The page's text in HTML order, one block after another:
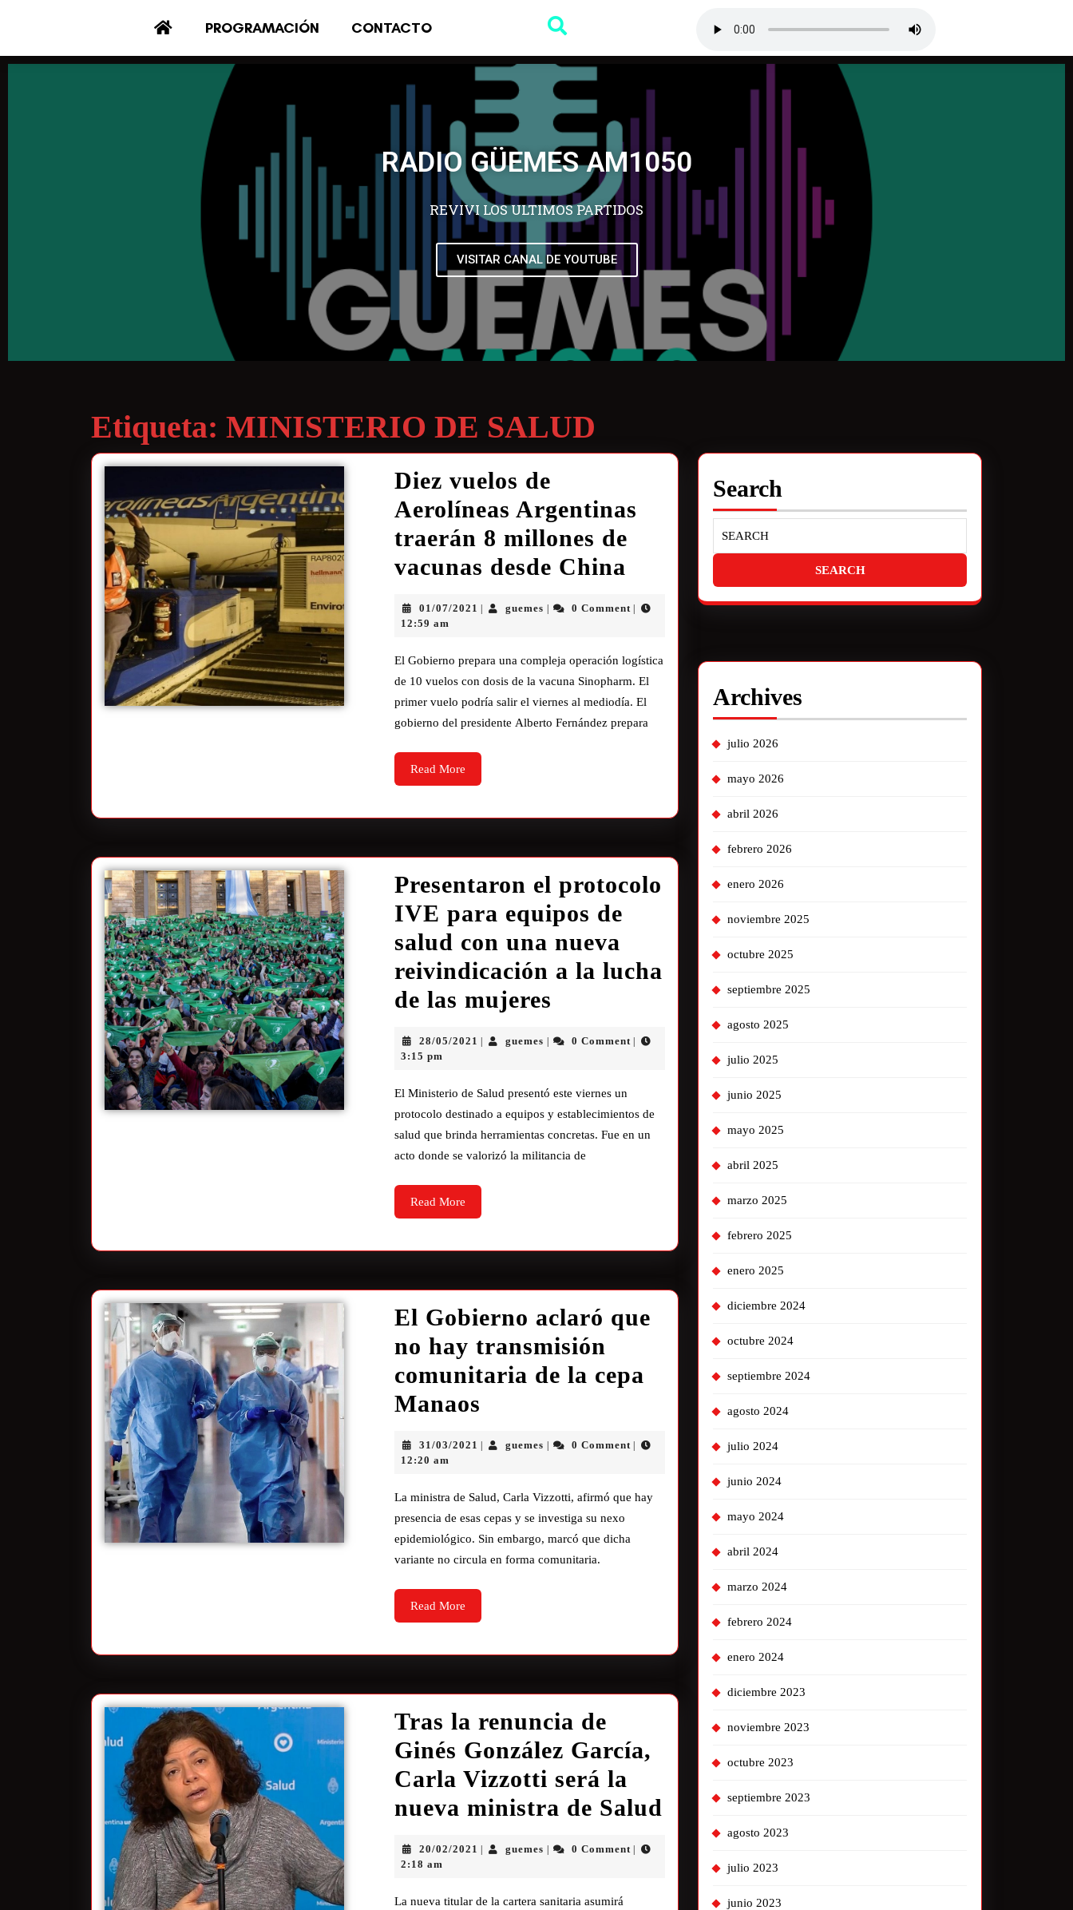
PROGRAMACIÓN CONTACTO
RADIO GÜEMES AM1050
REVIVI LOS ULTIMOS PARTIDOS
VISITAR CANAL DE YOUTUBE
Etiqueta: MINISTERIO DE SALUD
Diez vuelos de
Aerolíneas Argentinas
traerán 8 millones de
vacunas desde China
01/07/2021 guemes 0 Comment
12:59 am
El Gobierno prepara una compleja operación logística
de 10 vuelos con dosis de la vacuna Sinopharm. El
primer vuelo podría salir el viernes al mediodía. El
gobierno del presidente Alberto Fernández prepara
Read More
Presentaron el protocolo
IVE para equipos de
salud con una nueva
reivindicación a la lucha
de las mujeres
28/05/2021 guemes 0 Comment
3:15 pm
El Ministerio de Salud presentó este viernes un
protocolo destinado a equipos y establecimientos de
salud que brinda herramientas concretas. Fue en un
acto donde se valorizó la militancia de
Read More
El Gobierno aclaró que
no hay transmisión
comunitaria de la cepa
Manaos
31/03/2021 guemes 0 Comment
12:20 am
La ministra de Salud, Carla Vizzotti, afirmó que hay
presencia de esas cepas y se investiga su nexo
epidemiológico. Sin embargo, marcó que dicha
variante no circula en forma comunitaria.
Read More
Tras la renuncia de
Ginés González García,
Carla Vizzotti será la
nueva ministra de Salud
20/02/2021 guemes 0 Comment
2:18 am
La nueva titular de la cartera sanitaria asumirá
Search
Archives
julio 2026
mayo 2026
abril 2026
febrero 2026
enero 2026
noviembre 2025
octubre 2025
septiembre 2025
agosto 2025
julio 2025
junio 2025
mayo 2025
abril 2025
marzo 2025
febrero 2025
enero 2025
diciembre 2024
octubre 2024
septiembre 2024
agosto 2024
julio 2024
junio 2024
mayo 2024
abril 2024
marzo 2024
febrero 2024
enero 2024
diciembre 2023
noviembre 2023
octubre 2023
septiembre 2023
agosto 2023
julio 2023
junio 2023